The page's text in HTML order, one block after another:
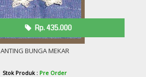
ANTING BUNGA MEKAR
Rp. 435.000
Stok Produk : Pre Order